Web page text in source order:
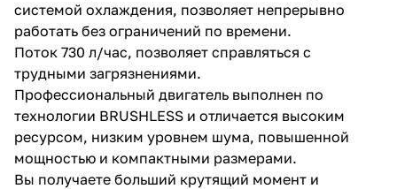
системой охлаждения, позволяет непрерывно
работать без ограничений по времени.
Поток 730 л/час, позволяет справляться с
трудными загрязнениями.
Профессиональный двигатель выполнен по
технологии BRUSHLESS и отличается высоким
ресурсом, низким уровнем шума, повышенной
мощностью и компактными размерами.
Вы получаете больший крутящий момент и